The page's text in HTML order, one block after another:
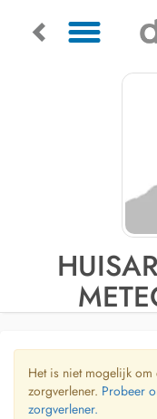
Het is niet mogelijk om
zorgverlener. Probeer
zorgverlener.